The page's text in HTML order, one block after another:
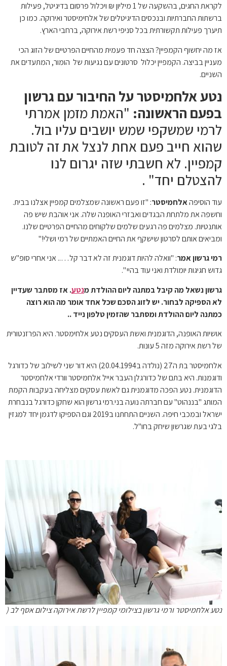
לקראת החגים, בהשקעה של 1 מיליון ₪ ויכלול פרסום בדיגיטל, פעילות
ברשתות החברתיות ובנכסים הדיגיטלים של אלחימיסטר ואירוקה. כמו כן
תיערך פעילות תקשורתית בכל סניפי רשת אירוקה, ברחבי הארץ.
אז מה יחשוף הקמפיין? הצצה חד פעמית מהחיים הפרטיים של הזוג הכי
מעניין בביצה. הקמפיין יכלול סרטונים עם נגיעות של הומור, המתעדים את
השניים.
נטע אלחמיסטר על החיבור עם גרשון
בפעם הראשונה: "האמת מזמן אמרתי
לרמי שמשקפי שמש יושבים עליו בול.
שהוא חייב פעם אחת לנצל את זה לטובת
קמפיין. לא חשבתי שזה יגרום לנו
להצטלם יחד" .
עוד הוסיפהאלחמיסטר: "זו פעם ראשונה שמצלמים קמפיין אצלנו בבית.
וחשפה את מלתחת הבגדים ואבזרי האופנה שלה. אני אוהבת שיש פה
אותנטיות. מצלמים פה רגעים שלמים שלקוחים מהחיים הפרטיים שלנו.
ומביאים אותם לסרטון שישקף את החיים האמתיים של רמי ושלי!"
רמי גרשון אמר: "וואלה להיות דוגמנית זה לא דבר קל….. אני אחרי סופ"ש
גדוש חגיגות יומולדת ואני עוד בהיי ".
גרשון נשאל מה קיבל במתנה ליום ההולדת מנטע. אז מסתבר שעדיין
לא הספיקה לבחור. יש לזוג הסכם שכל אחד אומר מה הוא רוצה
כמתנה ליום ההולדת ומסתבר שהזמין טלפון נייד ..
אושיות האופנה, הדוגמנית ואשת העסקים נטע אלחימסטר. היא הפרזנטורית
של רשת אירוקה מזה 5 עונות.
אלחמיסטר בת ה27 (נולדה ב20.04.1994) היא דור שני לשילוב של כדורגל
ודוגמנות. היא בתם של כדורגלן העבר אייל אלחמיסטר וורדי אלחמיסטר
הדוגמנית. נטע הפכה מדוגמנית גם לאשת עסקים מצליחה בעקבות הקמת
המותג "בננהוט" עם חברתה נועה בני.רמי גרשון הוא שחקן כדורגל בנבחרת
ישראל ובמכבי חיפה. השניים התחתנו ב2019 וגם הספיקו לדגמן יחד למגזין
בלגי בעת שגרשון שיחק בחו"ל.
נטע אלחמיסטר ורמי גרשון בצילומי קמפיין לרשת אירוקה צילום אסף לב (